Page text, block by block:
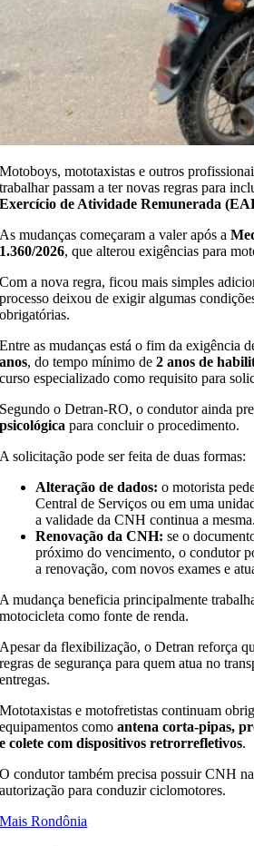
Motoboys, mototaxistas e outros
trabalhar passam a ter novas regras para
Exercício de Atividade Remunerada
As mudanças começaram a valer após a
1.360/2026, que alterou exigências para
Com a nova regra, ficou mais simples
processo deixou de exigir algumas
obrigatórias.
Entre as mudanças está o fim da exigência
anos, do tempo mínimo de2 anos de
curso especializado como requisito para
Segundo o Detran-RO, o condutor ainda
psicológica para concluir o procedimento.
A solicitação pode ser feita de duas formas:
Alteração de dados: o motorista
Central de Serviços ou em uma
a validade da CNH continua a mesma.
Renovação da CNH: se o
próximo do vencimento, o condutor
a renovação, com novos exames e
A mudança beneficia principalmente
motocicleta como fonte de renda.
Apesar da flexibilização, o Detran reforça
regras de segurança para quem atua no
entregas.
Mototaxistas e motofretistas continuam
equipamentos comoantena corta-pipas,
e colete com dispositivos retrorrefletivos.
O condutor também precisa possuir CNH
autorização para conduzir ciclomotores.
Mais Rondônia